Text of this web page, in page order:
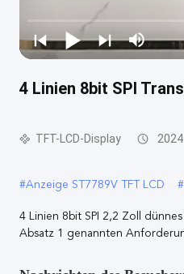
4 Linien 8bit SPI
TFT-LCD-Display
#Anzeige ST7789V TFT LCD #
4 Linien 8bit SPI 2,2 Zoll
Absatz 1 genannten